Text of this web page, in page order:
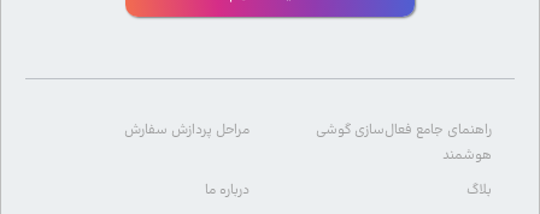
راهنمای جامع فعال‌سازی گوشی
هوشمند
مراحل پردازش سفارش
بلاگ
درباره ما